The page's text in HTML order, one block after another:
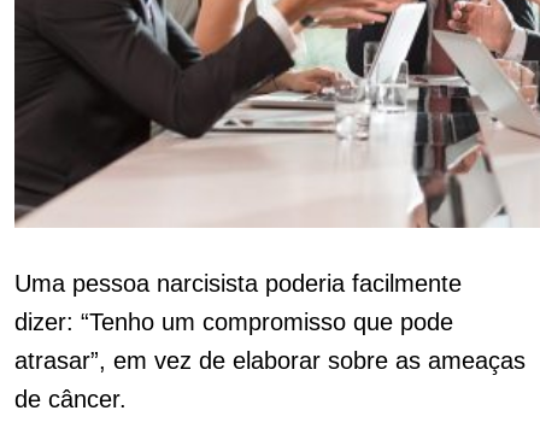
Uma pessoa narcisista poderia facilmente
dizer: “Tenho um compromisso que pode
atrasar”, em vez de elaborar sobre as ameaças
de câncer.